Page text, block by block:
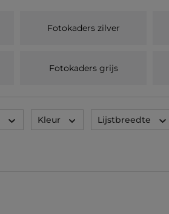
Fotokaders zilver
Fotokaders grijs
Kleur Lijstbreedte